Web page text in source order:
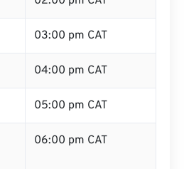
03:00 pm CAT
04:00 pm CAT
05:00 pm CAT
06:00 pm CAT